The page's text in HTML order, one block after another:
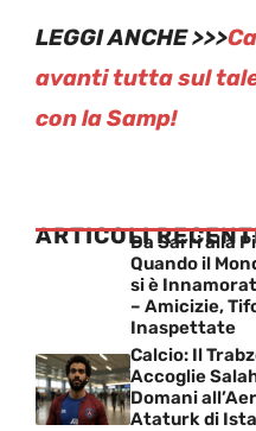
LEGGI ANCHE >>>
avanti tutta sul
con la Samp!
ARTICOLIDa Sarri alla
Quando il
si è
– Amicizie,
Inaspettate
Calcio: Il
Accoglie
Domani
Ataturk di